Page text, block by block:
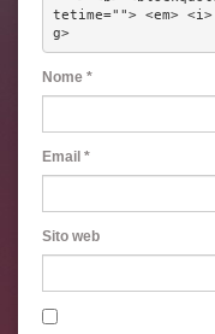
tetime=""> <em>
g>
Nome *
Email *
Sito web